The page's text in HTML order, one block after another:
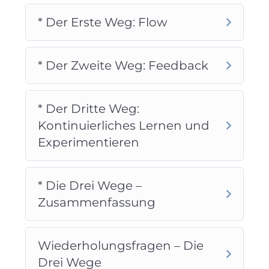
heraus, was du wirklich brauchst. Wir
unterstützen dich dabei mit Beispielen aus
der Praxis. Wenn die praktische
Umsetzung für dich besonders wichtig ist,
dann solltest du den „premium“ Kurs
kaufen. Hier gibt es noch mehr Praxistipps
und zusätzlich auch Checklisten zum
Download.
An die Zukunft denken
enthält alles, was du zur Vorbereitung auf
eine offizielle Zertifizierungsprüfung zum
„EXIN certified DevOps Professional“
brauchst. Wenn du an einer Zertifizierung
interessiert bist, kaufst du am besten den
„ultimate“ Kurs, so kommst du am
preisgünstigsten zur Prüfung.
Die gesamte Lerndauer ist ungefähr 12
* Der Erste Weg: Flow
* Der Zweite Weg: Feedback
* Der Dritte Weg:
Kontinuierliches Lernen und
Experimentieren
* Die Drei Wege –
Zusammenfassung
Wiederholungsfragen – Die
Drei Wege